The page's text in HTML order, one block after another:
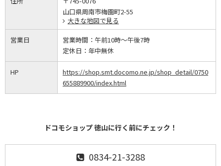
山口県周南市梅園町2-55
大きな地図で見る
営業日 営業時間： 午前10時～午後7時
定休日： 年中無休
HP
https://shop.smt.docomo.ne.jp/shop_detail/0750
655889900/index.html
ドコモショップ 徳山に行く前にチェック！
0834-21-3288